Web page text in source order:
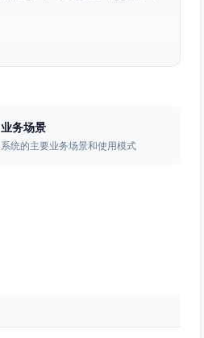
业务场景
系统的主要业务场景和使用模式